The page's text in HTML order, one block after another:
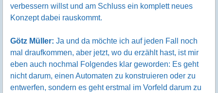
verbessern willst und am Schluss ein komplett neues
Konzept dabei rauskommt.
Götz Müller: Ja und da möchte ich auf jeden Fall noch
mal draufkommen, aber jetzt, wo du erzählt hast, ist mir
eben auch nochmal Folgendes klar geworden: Es geht
nicht darum, einen Automaten zu konstruieren oder zu
entwerfen, sondern es geht erstmal im Vorfeld darum zu